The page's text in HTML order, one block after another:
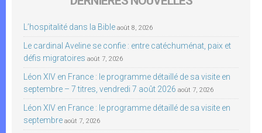
L’hospitalité dans la Bible août 8, 2026
Le cardinal Aveline se confie : entre catéchuménat, paix et
défis migratoires août 7, 2026
Léon XIV en France : le programme détaillé de sa visite en
septembre – 7 titres, vendredi 7 août 2026 août 7, 2026
Léon XIV en France : le programme détaillé de sa visite en
septembre août 7, 2026